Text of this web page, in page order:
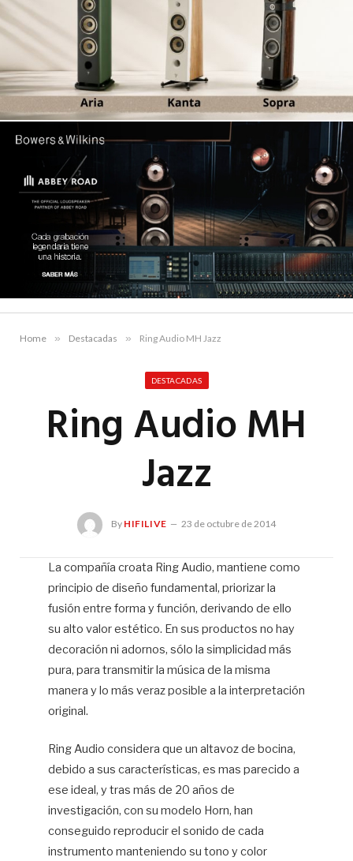
Home » Destacadas » Ring Audio MH Jazz
DESTACADAS
Ring Audio MH
Jazz
By HIFILIVE 23 de octubre de 2014
La compañía croata Ring Audio, mantiene como
principio de diseño fundamental, priorizar la
fusión entre forma y función, derivando de ello
su alto valor estético. En sus productos no hay
decoración ni adornos, sólo la simplicidad más
pura, para transmitir la música de la misma
manera y lo más veraz posible a la interpretación
original.
Ring Audio considera que un altavoz de bocina,
debido a sus características, es mas parecido a
ese ideal, y tras más de 20 años de
investigación, con su modelo Horn, han
conseguido reproducir el sonido de cada
instrumento manteniendo su tono y color